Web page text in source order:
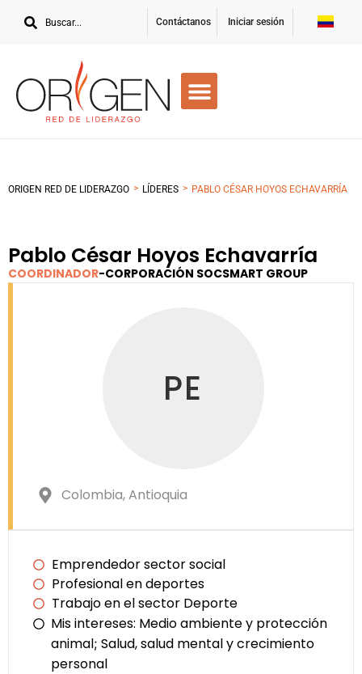
Contáctanos Iniciar sesión
ORIGEN RED DE LIDERAZGO > LÍDERES > PABLO CÉSAR HOYOS ECHAVARRÍA
Pablo César Hoyos Echavarría
COORDINADOR-CORPORACIÓN SOCSMART GROUP
PE
Colombia, Antioquia
Emprendedor sector social
Profesional en deportes
Trabajo en el sector Deporte
Mis intereses: Medio ambiente y protección
animal; Salud, salud mental y crecimiento
personal